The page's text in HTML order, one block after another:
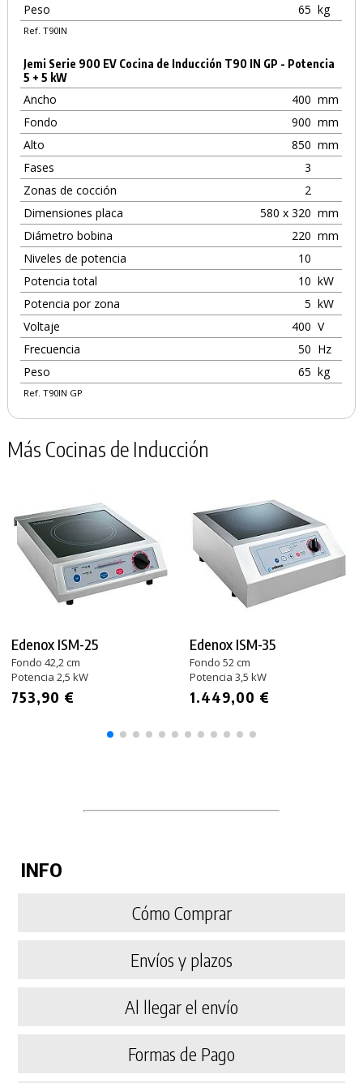
Peso
65 kg
Ref. T90IN
Jemi Serie 900 EV Cocina de Inducción T90 IN GP - Potencia
5 + 5 kW
Ancho 400 mm
Fondo
900 mm
Alto
850 mm
Fases
3
Zonas de cocción
2
Dimensiones placa
580 x 320 mm
Diámetro bobina
220 mm
Niveles de potencia
10
Potencia total
10 kW
Potencia por zona
5 kW
Voltaje
400 V
Frecuencia
50 Hz
Peso
65 kg
Ref. T90IN GP
Más Cocinas de Inducción
Edenox ISM-25
Fondo 42,2 cm
Potencia 2,5 kW
753,90 €
Edenox ISM-35
Fondo 52 cm
Potencia 3,5 kW
1.449,00 €
INFO
Cómo Comprar
Envíos y plazos
Al llegar el envío
Formas de Pago